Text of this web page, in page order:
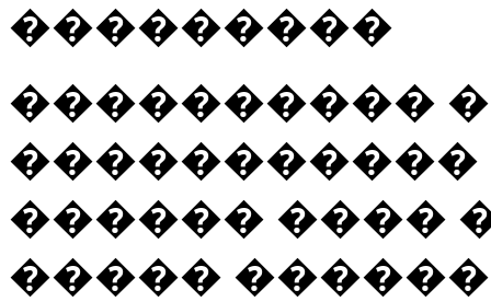
���������
����������
������ ����
�����